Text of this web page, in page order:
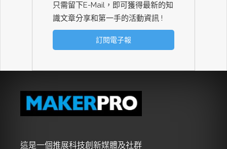
只需留下E-Mail，即可獲得最新的知
識文章分享和第一手的活動資訊 !
這是一個推展科技創新媒體及社群